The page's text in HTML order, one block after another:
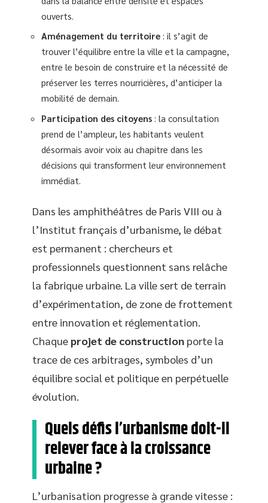
ouverts.
Aménagement du territoire : il s’agit de
trouver l’équilibre entre la ville et la campagne,
entre le besoin de construire et la nécessité de
préserver les terres nourricières, d’anticiper la
mobilité de demain.
Participation des citoyens : la consultation
prend de l’ampleur, les habitants veulent
désormais avoir voix au chapitre dans les
décisions qui transforment leur environnement
immédiat.
Dans les amphithéâtres de Paris VIII ou à
l’Institut français d’urbanisme, le débat
est permanent : chercheurs et
professionnels questionnent sans relâche
la fabrique urbaine. La ville sert de terrain
d’expérimentation, de zone de frottement
entre innovation et réglementation.
Chaque projet de construction porte la
trace de ces arbitrages, symboles d’un
équilibre social et politique en perpétuelle
évolution.
Quels défis l’urbanisme doit-il
relever face à la croissance
urbaine ?
L’urbanisation progresse à grande vitesse :